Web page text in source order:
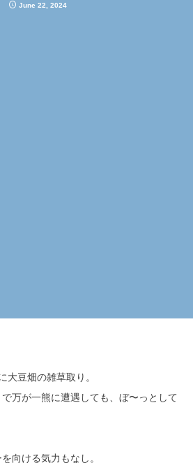
June 22 2024
大豆畑の雑草取り。
万が一熊に遭遇しても、ぼ〜っとして
向ける気力もなし。